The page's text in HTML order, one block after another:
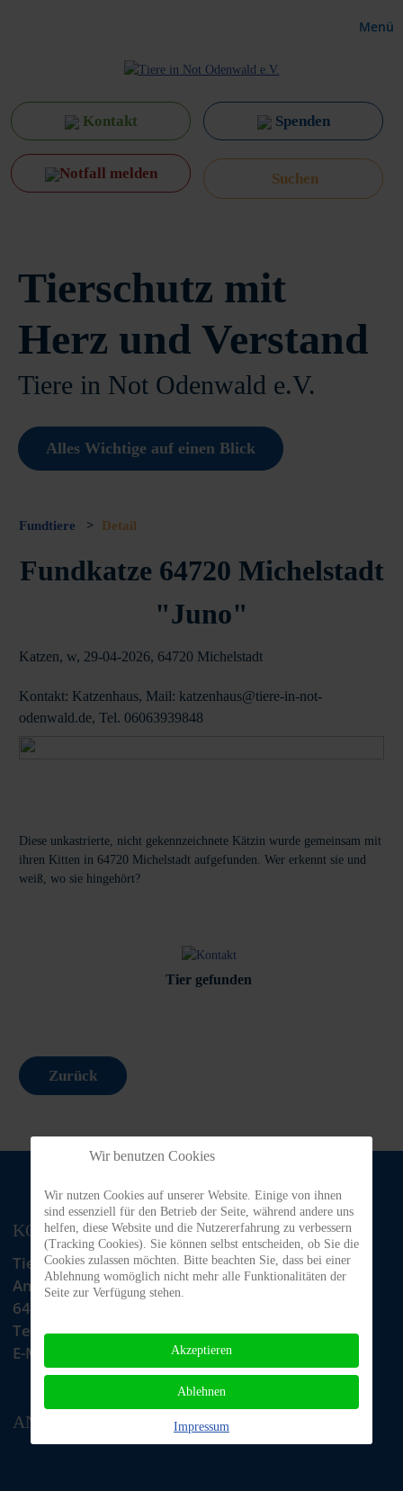
Menü
Kontakt Spenden
Notfall melden
Tierschutz mit
Herz und Verstand
Tiere in Not Odenwald e.V.
Alles Wichtige auf einen Blick
Fundtiere > Detail
Fundkatze 64720 Michelstadt
"Juno"
Katzen, w, 29-04-2026, 64720 Michelstadt
Kontakt: Katzenhaus, Mail: katzenhaus@tiere-in-not-
odenwald.de, Tel. 06063939848
Diese unkastrierte, nicht gekennzeichnete Kätzin wurde gemeinsam mit
ihren Kitten in 64720 Michelstadt aufgefunden. Wer erkennt sie und
weiß, wo sie hingehört?
Tier gefunden
Zurück
KONTAKT
Tiere in Not Odenwald e.V.
Am Morsberg 1
64385 Reichelsheim
Telefon: 06063 / 939 848
E-Mail: tino@tiere-in-not-odenwald.de
ANFAHRT
Wir benutzen Cookies
Wir nutzen Cookies auf unserer Website. Einige von ihnen
sind essenziell für den Betrieb der Seite, während andere uns
helfen, diese Website und die Nutzererfahrung zu verbessern
(Tracking Cookies). Sie können selbst entscheiden, ob Sie die
Cookies zulassen möchten. Bitte beachten Sie, dass bei einer
Ablehnung womöglich nicht mehr alle Funktionalitäten der
Seite zur Verfügung stehen.
Akzeptieren
Ablehnen
Impressum